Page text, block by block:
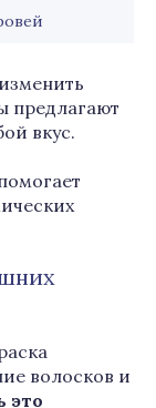
предлагают
вкус.
волосков и
это